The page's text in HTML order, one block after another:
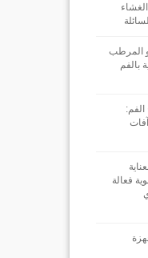
المرطب
بالفم
الفم:
فعالة